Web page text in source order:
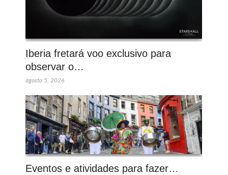
Iberia fretará voo exclusivo para
observar o…
agosto 5, 2026
Eventos e atividades para fazer…